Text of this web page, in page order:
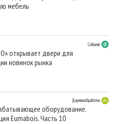
ПЛИТ
мебель
События
открывает двери для
новинок рынка
Деревообработка
оборудование.
Eumabois. Часть 10